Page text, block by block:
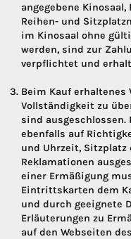
angegebene
Reihen- und
im Kinosaal ohne
werden, sind zur
verpflichtet und
Beim Kauf erhaltenes
Vollständigkeit zu
sind
ebenfalls auf
und Uhrzeit,
Reklamationen
einer Ermäßigung
Eintrittskarten dem
und durch geeignete
Erläuterungen zu
auf den Webseiten